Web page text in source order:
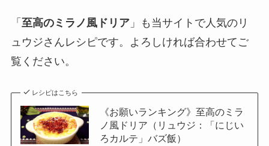
「 至高のミラノ風ドリア」も当サイトで人気のリ
ュウジさんレシピです。よろしければ合わせてご
覧ください。
レシピはこちら
《お願いランキング》至高のミラ
ノ風ドリア（リュウジ：「にじい
ろカルテ」バズ飯）